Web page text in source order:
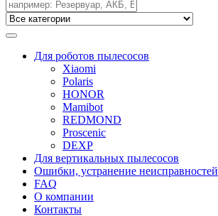
Для роботов пылесосов
Xiaomi
Polaris
HONOR
Mamibot
REDMOND
Proscenic
DEXP
Для вертикальных пылесосов
Ошибки, устранение неисправностей
FAQ
О компании
Контакты